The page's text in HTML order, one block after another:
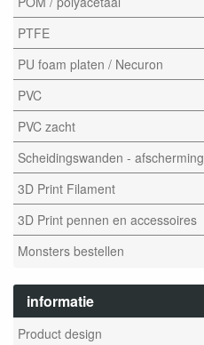
PTFE
PU foam platen / Necuron
PVC
PVC zacht
Scheidingswanden - afscherming
3D Print Filament
3D Print pennen en accessoires
Monsters bestellen
informatie
Product design